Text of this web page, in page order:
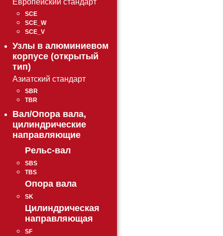
Европейский стандарт
SCE
SCE_W
SCE_V
Узлы в алюминиевом
корпусе (открытый
тип)
Азиатский стандарт
SBR
TBR
Вал/Опора вала,
цилиндрические
направляющие
Рельс-вал
SBS
TBS
Опора вала
SK
Цилиндрическая
направляющая
SF